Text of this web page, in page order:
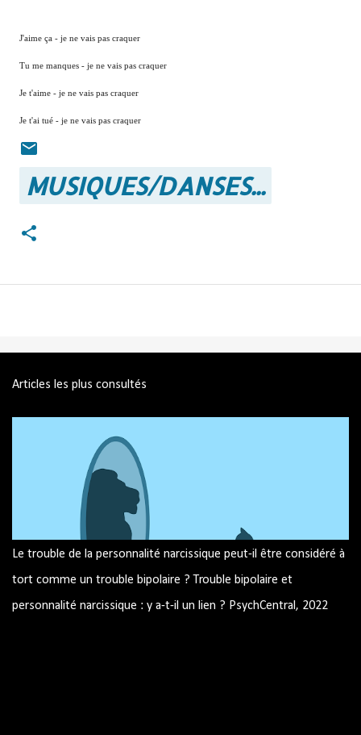
J'aime ça - je ne vais pas craquer
Tu me manques - je ne vais pas craquer
Je t'aime - je ne vais pas craquer
Je t'ai tué - je ne vais pas craquer
MUSIQUES/DANSES...
Articles les plus consultés
Le trouble de la personnalité narcissique peut-il être considéré à
tort comme un trouble bipolaire ? Trouble bipolaire et
personnalité narcissique : y a-t-il un lien ? PsychCentral, 2022